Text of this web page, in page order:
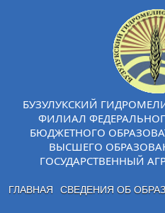
БУЗУЛУКСКИЙ
ФИЛИАЛ
БЮДЖЕТНОГО
ВЫСШЕГО
ГОСУДАРСТВЕННЫЙ
ГЛАВНАЯ СВЕДЕНИЯ ОБ